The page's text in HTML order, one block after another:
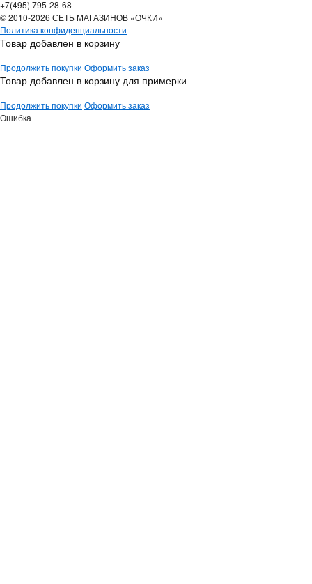
+7(495) 795-28-68
© 2010-2026 СЕТЬ МАГАЗИНОВ «ОЧКИ»
Политика конфиденциальности
Товар добавлен в корзину
Продолжить покупки Оформить заказ
Товар добавлен в корзину для примерки
Продолжить покупки Оформить заказ
Ошибка